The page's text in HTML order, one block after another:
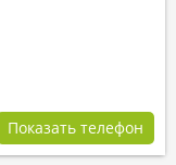
Показать телефон